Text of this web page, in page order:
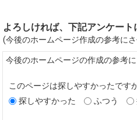
よろしければ、下記アンケート
(今後のホームページ作成の参考にさ
今後のホームページの作成の参考に
このページは探しやすかったです
探しやすかった ふつう